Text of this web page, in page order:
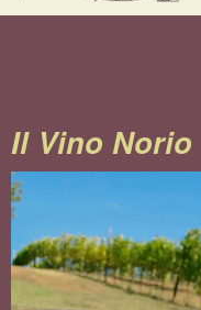
Il Vino Norio